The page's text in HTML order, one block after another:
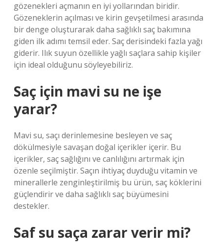
gözenekleri açmanın en iyi yollarından biridir.
Gözeneklerin açılması ve kirin gevşetilmesi arasında
bir denge oluşturarak daha sağlıklı saç bakımına
giden ilk adımı temsil eder. Saç derisindeki fazla yağı
giderir. Ilık suyun özellikle yağlı saçlara sahip kişiler
için ideal olduğunu söyleyebiliriz.
Saç için mavi su ne işe
yarar?
Mavi su, saçı derinlemesine besleyen ve saç
dökülmesiyle savaşan doğal içerikler içerir. Bu
içerikler, saç sağlığını ve canlılığını artırmak için
özenle seçilmiştir. Saçın ihtiyaç duyduğu vitamin ve
minerallerle zenginleştirilmiş bu ürün, saç köklerini
güçlendirir ve daha sağlıklı saç büyümesini
destekler.
Saf su saça zarar verir mi?